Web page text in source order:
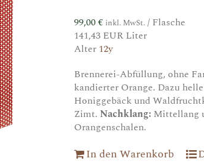
99,00€ inkl. MwSt. / Flasche
141,43 EUR Liter
Alter 12y
Brennerei-Abfüllung, ohne
kandierter Orange. Dazu
Honiggebäck und
Zimt. Nachklang: Mittellang
Orangenschalen.
In den Warenkorb